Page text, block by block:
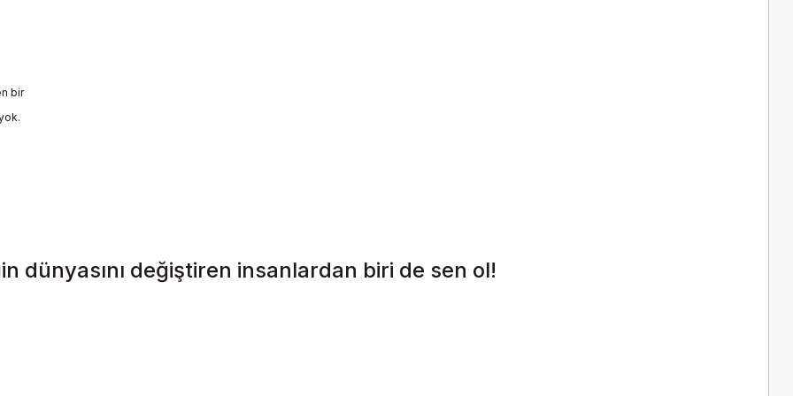
bir
dünyasını değiştiren insanlardan biri de sen ol!